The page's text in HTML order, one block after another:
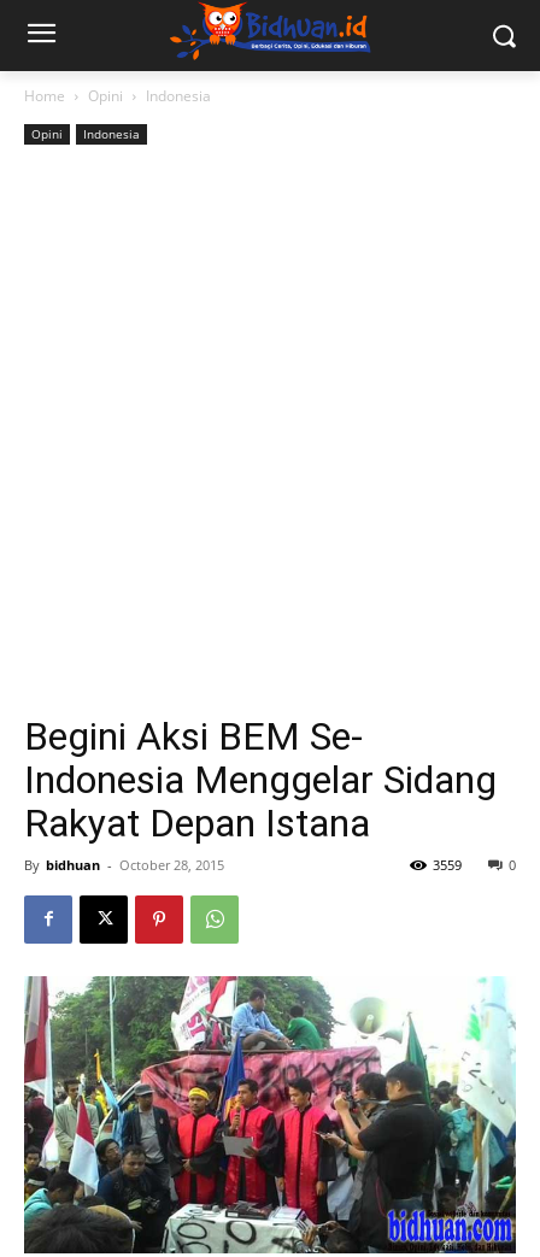
Home Opini Indonesia
Opini Indonesia
Begini Aksi BEM Se-
Indonesia Menggelar Sidang
Rakyat Depan Istana
By bidhuan - October 28, 2015 0
3559